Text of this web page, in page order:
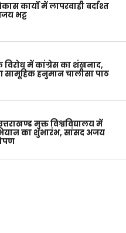
कार्यों में लापरवाही बर्दाश्त
भट्ट
में कांग्रेस का शंखनाद,
सामूहिक हनुमान चालीसा पाठ
मुक्त विश्वविद्यालय में
का शुभारंभ, सांसद अजय